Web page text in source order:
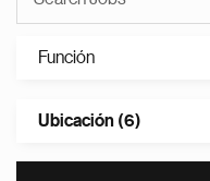
Función
Ubicación (6)